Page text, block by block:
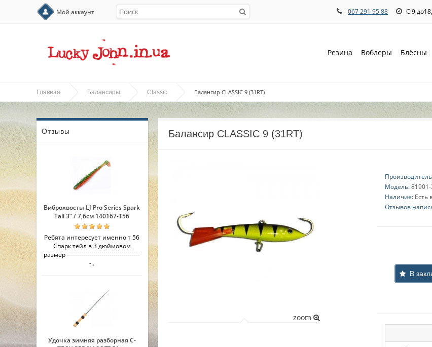
Мой аккаунт 067 291 95 88 С 9
Резина Воблеры Блёсны
Главная Балансиры Classic Балансир CLASSIC 9 (31RT)
Отзывы
Виброхвосты LJ Pro Series Spark
Tail 3” / 7,6см 140167-T56
Ребята интересует именно т 56
Спарк тейл в 3 дюймовом
размер ------------------------------------
-..
Удочка зимняя разборная C-
Балансир CLASSIC 9 (31RT)
zoom
Модель:81901-
Наличие: Есть
Отзывов
В